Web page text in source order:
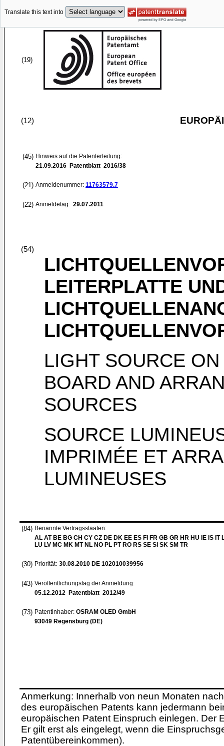
Translate this text into
(19)
(12)
(45) Hinweis auf die Patenterteilung:
21.09.2016 Patentblatt 2016/38
(21) Anmeldenummer: 11763579.7
(22) Anmeldetag: 29.07.2011
(54)
LEITERPLATTE
LIGHT SOURCE
BOARD AND
SOURCES
SOURCE
IMPRIMÉE ET
LUMINEUSES
(84) Benannte Vertragsstaaten:
AL AT BE BG CH CY CZ DE DK EE ES FI FR GB GR HR HU IE IS IT
LU LV MC MK MT NL NO PL PT RO RS SE SI SK SM TR
(30) Priorität: 30.08.2010 DE 102010039956
(43) Veröffentlichungstag der Anmeldung:
05.12.2012 Patentblatt 2012/49
(73) Patentinhaber: OSRAM OLED GmbH
93049 Regensburg (DE)
Anmerkung: Innerhalb von neun Monaten
des europäischen Patents kann jedermann
europäischen Patent Einspruch einlegen. Der
Er gilt erst als eingelegt, wenn die
Patentübereinkommen).